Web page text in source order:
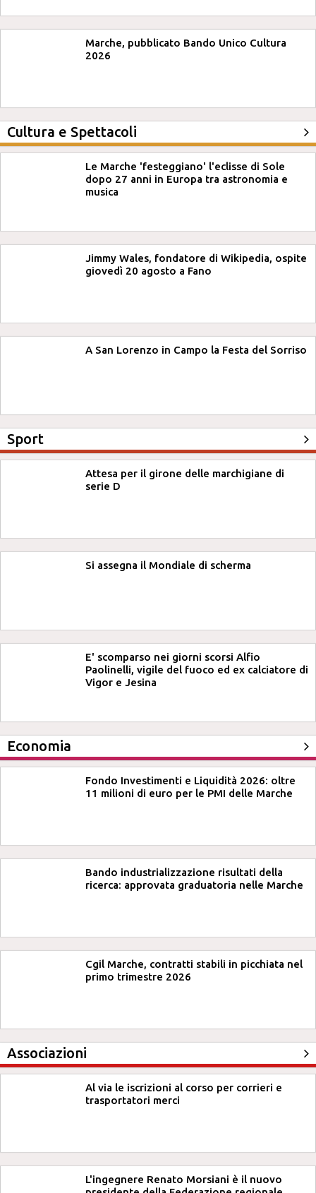
Marche, pubblicato Bando Unico Cultura
2026
Cultura e Spettacoli
Le Marche 'festeggiano' l'eclisse di Sole
dopo 27 anni in Europa tra astronomia e
musica
Jimmy Wales, fondatore di Wikipedia, ospite
giovedì 20 agosto a Fano
A San Lorenzo in Campo la Festa del Sorriso
Sport
Attesa per il girone delle marchigiane di
serie D
Si assegna il Mondiale di scherma
E' scomparso nei giorni scorsi Alfio
Paolinelli, vigile del fuoco ed ex calciatore di
Vigor e Jesina
Economia
Fondo Investimenti e Liquidità 2026: oltre
11 milioni di euro per le PMI delle Marche
Bando industrializzazione risultati della
ricerca: approvata graduatoria nelle Marche
Cgil Marche, contratti stabili in picchiata nel
primo trimestre 2026
Associazioni
Al via le iscrizioni al corso per corrieri e
trasportatori merci
L'ingegnere Renato Morsiani è il nuovo